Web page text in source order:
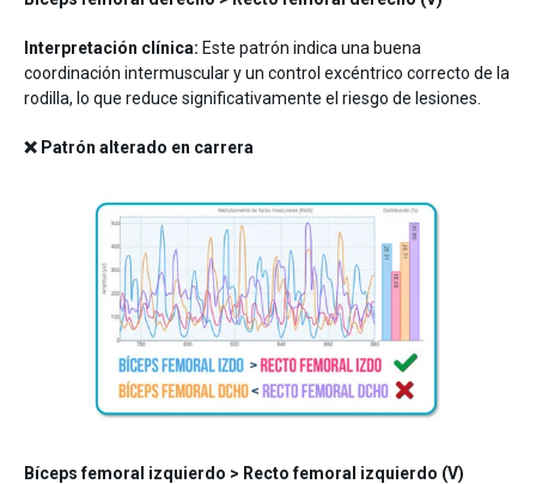
Interpretación clínica: Este patrón indica una buena
coordinación intermuscular y un control excéntrico correcto de la
rodilla, lo que reduce significativamente el riesgo de lesiones.
❌ Patrón alterado en carrera
Bíceps femoral izquierdo > Recto femoral izquierdo (V)